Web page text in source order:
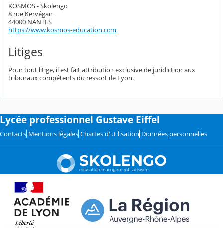
KOSMOS - Skolengo
8 rue Kervégan
44000 NANTES
https://www.kosmos-education.com
Litiges
Pour tout litige, il est fait attribution exclusive de juridiction aux
tribunaux compétents du ressort de Lyon.
Lycée professionnel Gustave Eiffel
Contacts Mentions légales Chartes d'utilisation Données personnelles